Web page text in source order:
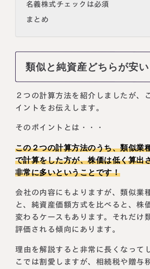
名義株式チェックは必須
まとめ
類似と純資産どちらが安い
２つの計算方法を紹介しましたが、
イントをお伝えします。
そのポイントとは・・・
この２つの計算方法のうち、類似業
で計算をした方が、株価は低く算出
非常に多いということです！
会社の内容にもよりますが、類似業
と、純資産価額方式を比べると、株
変わるケースもあります。それだけ
評価される傾向にあります。
理由を解説すると非常に長くなって
こでは割愛しますが、相続税や贈与